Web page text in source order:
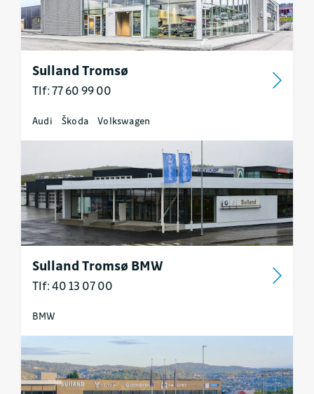
Sulland Tromsø
Tlf: 77 60 99 00
Audi Škoda Volkswagen
Sulland Tromsø BMW
Tlf: 40 13 07 00
BMW